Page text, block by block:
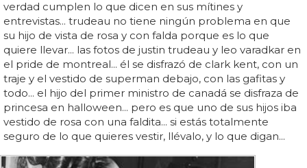
verdad cumplen lo que dicen en sus mítines y
entrevistas... trudeau no tiene ningún problema en que
su hijo de vista de rosa y con falda porque es lo que
quiere llevar... las fotos de justin trudeau y leo varadkar en
el pride de montreal... él se disfrazó de clark kent, con un
traje y el vestido de superman debajo, con las gafitas y
todo... el hijo del primer ministro de canadá se disfraza de
princesa en halloween... pero es que uno de sus hijos iba
vestido de rosa con una faldita... si estás totalmente
seguro de lo que quieres vestir, llévalo, y lo que digan...